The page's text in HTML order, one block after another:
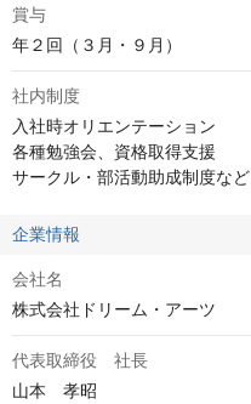
賞与
年２回（３月・９月）
社内制度
入社時オリエンテーション
各種勉強会、資格取得支援
サークル・部活動助成制度など
企業情報
会社名
株式会社ドリーム・アーツ
代表取締役 社長
山本　孝昭